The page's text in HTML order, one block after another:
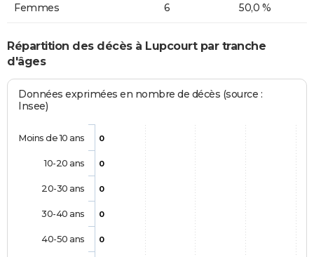
Femmes 6 50,0 %
Répartition des décès à Lupcourt par tranche
d'âges
Données exprimées en nombre de décès (source :
Insee)
0
0
0
0
0
Moins de 10 ans
10-20 ans
20-30 ans
30-40 ans
40-50 ans